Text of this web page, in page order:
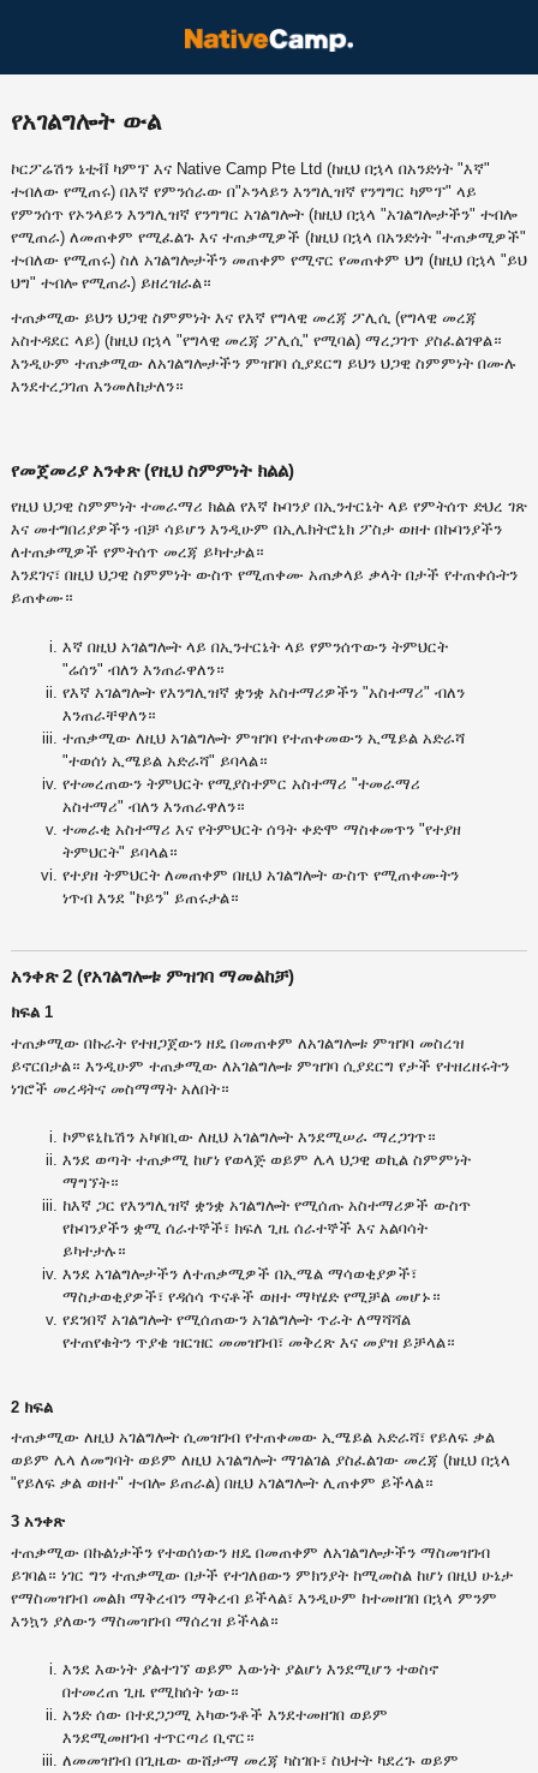
የአገልግሎት ውል
ኮርፖሬሽን ኔቲቭ ካምፕ እና Native Camp Pte Ltd (ከዚህ በኋላ በአንድነት "እኛ"
ተብለው የሚጠሩ) በእኛ የምንሰራው በ"ኦንላይን እንግሊዝኛ የንግግር ካምፕ" ላይ
የምንሰጥ የኦንላይን እንግሊዝኛ የንግግር አገልግሎት (ከዚህ በኋላ "አገልግሎታችን" ተብሎ
የሚጠራ) ለመጠቀም የሚፈልጉ እና ተጠቃሚዎች (ከዚህ በኋላ በአንድነት "ተጠቃሚዎች"
ተብለው የሚጠሩ) ስለ አገልግሎታችን መጠቀም የሚኖር የመጠቀም ህግ (ከዚህ በኋላ "ይህ
ህግ" ተብሎ የሚጠራ) ይዘረዝራል።
ተጠቃሚው ይህን ህጋዊ ስምምነት እና የእኛ የግላዊ መረጃ ፖሊሲ (የግላዊ መረጃ
አስተዳደር ላይ) (ከዚህ በኋላ "የግላዊ መረጃ ፖሊሲ" የሚባል) ማረጋገጥ ያስፈልገዋል።
እንዲሁም ተጠቃሚው ለአገልግሎታችን ምዝገባ ሲያደርግ ይህን ህጋዊ ስምምነት በሙሉ
እንደተረጋገጠ እንመለከታለን።
የመጀመሪያ አንቀጽ (የዚህ ስምምነት ክልል)
የዚህ ህጋዊ ስምምነት ተመራማሪ ክልል የእኛ ኩባንያ በኢንተርኔት ላይ የምትሰጥ ድህረ ገጽ
እና መተግበሪያዎችን ብቻ ሳይሆን እንዲሁም በኢሌክትሮኒክ ፖስታ ወዘተ በኩባንያችን
ለተጠቃሚዎች የምትሰጥ መረጃ ይካተታል።
እንደገና፣ በዚህ ህጋዊ ስምምነት ውስጥ የሚጠቀሙ አጠቃላይ ቃላት በታች የተጠቀሱትን
ይጠቀሙ።
እኛ በዚህ አገልግሎት ላይ በኢንተርኔት ላይ የምንሰጥውን ትምህርት
"ሬሰን" ብለን እንጠራዋለን።
የእኛ አገልግሎት የእንግሊዝኛ ቋንቋ አስተማሪዎችን "አስተማሪ" ብለን
እንጠራቸዋለን።
ተጠቃሚው ለዚህ አገልግሎት ምዝገባ የተጠቀመውን ኢሜይል አድራሻ
"ተወሰነ ኢሜይል አድራሻ" ይባላል።
የተመረጠውን ትምህርት የሚያስተምር አስተማሪ "ተመራማሪ
አስተማሪ" ብለን እንጠራዋለን።
ተመራቂ አስተማሪ እና የትምህርት ሰዓት ቀድሞ ማስቀመጥን "የተያዘ
ትምህርት" ይባላል።
የተያዘ ትምህርት ለመጠቀም በዚህ አገልግሎት ውስጥ የሚጠቀሙትን
ነጥብ እንደ "ኮይን" ይጠሩታል።
አንቀጽ 2 (የአገልግሎቱ ምዝገባ ማመልከቻ)
ክፍል 1
ተጠቃሚው በኩራት የተዘጋጀውን ዘዴ በመጠቀም ለአገልግሎቱ ምዝገባ መስረዝ
ይኖርበታል። እንዲሁም ተጠቃሚው ለአገልግሎቱ ምዝገባ ሲያደርግ የታች የተዘረዘሩትን
ነገሮች መረዳትና መስማማት አለበት።
ኮምዩኒኬሽን አካባቢው ለዚህ አገልግሎት እንደሚሠራ ማረጋገጥ።
እንደ ወጣት ተጠቃሚ ከሆነ የወላጅ ወይም ሌላ ህጋዊ ወኪል ስምምነት
ማግኘት።
ከእኛ ጋር የእንግሊዝኛ ቋንቋ አገልግሎት የሚሰጡ አስተማሪዎች ውስጥ
የኩባንያችን ቋሚ ሰራተኞች፣ ክፍለ ጊዜ ሰራተኞች እና አልባሳት
ይካተታሉ።
እንደ አገልግሎታችን ለተጠቃሚዎች በኢሜል ማሳወቂያዎች፣
ማስታወቂያዎች፣ የዳሰሳ ጥናቶች ወዘተ ማካሄድ የሚቻል መሆኑ።
የደንበኛ አገልግሎት የሚሰጠውን አገልግሎት ጥራት ለማሻሻል
የተጠየቁትን ጥያቄ ዝርዝር መመዝገብ፣ መቅረጽ እና መያዝ ይቻላል።
2 ክፍል
ተጠቃሚው ለዚህ አገልግሎት ሲመዝገብ የተጠቀመው ኢሜይል አድራሻ፣ የይለፍ ቃል
ወይም ሌላ ለመግባት ወይም ለዚህ አገልግሎት ማገልገል ያስፈልገው መረጃ (ከዚህ በኋላ
"የይለፍ ቃል ወዘተ" ተብሎ ይጠራል) በዚህ አገልግሎት ሊጠቀም ይችላል።
3 አንቀጽ
ተጠቃሚው በኩልነታችን የተወሰነውን ዘዴ በመጠቀም ለአገልግሎታችን ማስመዝገብ
ይገባል። ነገር ግን ተጠቃሚው በታች የተገለፀውን ምክንያት ከሚመስል ከሆነ በዚህ ሁኔታ
የማስመዝገብ መልክ ማቅረብን ማቅረብ ይችላል፣ እንዲሁም ከተመዘገበ በኋላ ምንም
እንኳን ያለውን ማስመዝገብ ማሰረዝ ይችላል።
እንደ እውነት ያልተገኘ ወይም እውነት ያልሆነ እንደሚሆን ተወስኖ
በተመረጠ ጊዜ የሚከሰት ነው።
አንድ ሰው በተደጋጋሚ አካውንቶች እንደተመዘገበ ወይም
እንደሚመዘገብ ተጥርጣሪ ቢኖር።
ለመመዝገብ በጊዜው ውሸታማ መረጃ ካስገቡ፣ ስህተት ካደረጉ ወይም